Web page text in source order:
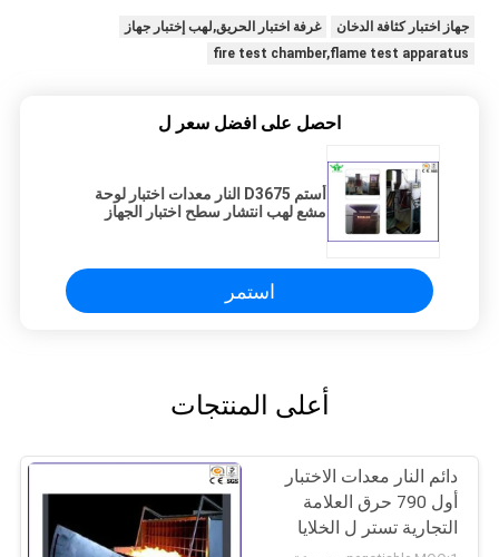
جهاز اختبار كثافة الدخان
غرفة اختبار الحريق,لهب إختبار جهاز
fire test chamber,flame test apparatus
احصل على افضل سعر ل
أستم D3675 النار معدات اختبار لوحة
مشع لهب انتشار سطح اختبار الجهاز
استمر
أعلى المنتجات
دائم النار معدات الاختبار
أول 790 حرق العلامة
التجارية تستر ل الخلايا